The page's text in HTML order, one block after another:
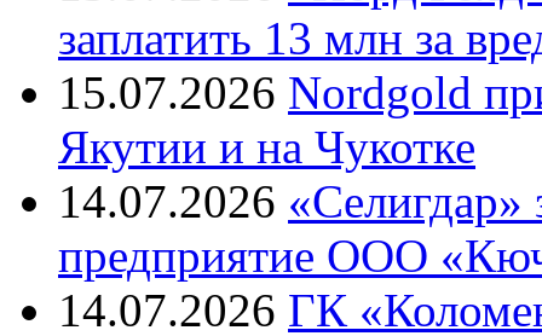
заплатить 13 млн за
15.07.2026 Nordgold
Якутии и на Чукотке
14.07.2026 «Селигдар»
предприятие ООО
14.07.2026 ГК